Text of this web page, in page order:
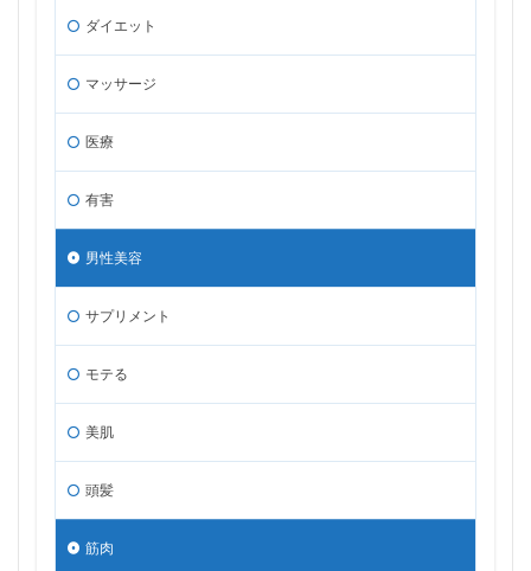
ダイエット
マッサージ
医療
有害
男性美容
サプリメント
モテる
美肌
頭髪
筋肉